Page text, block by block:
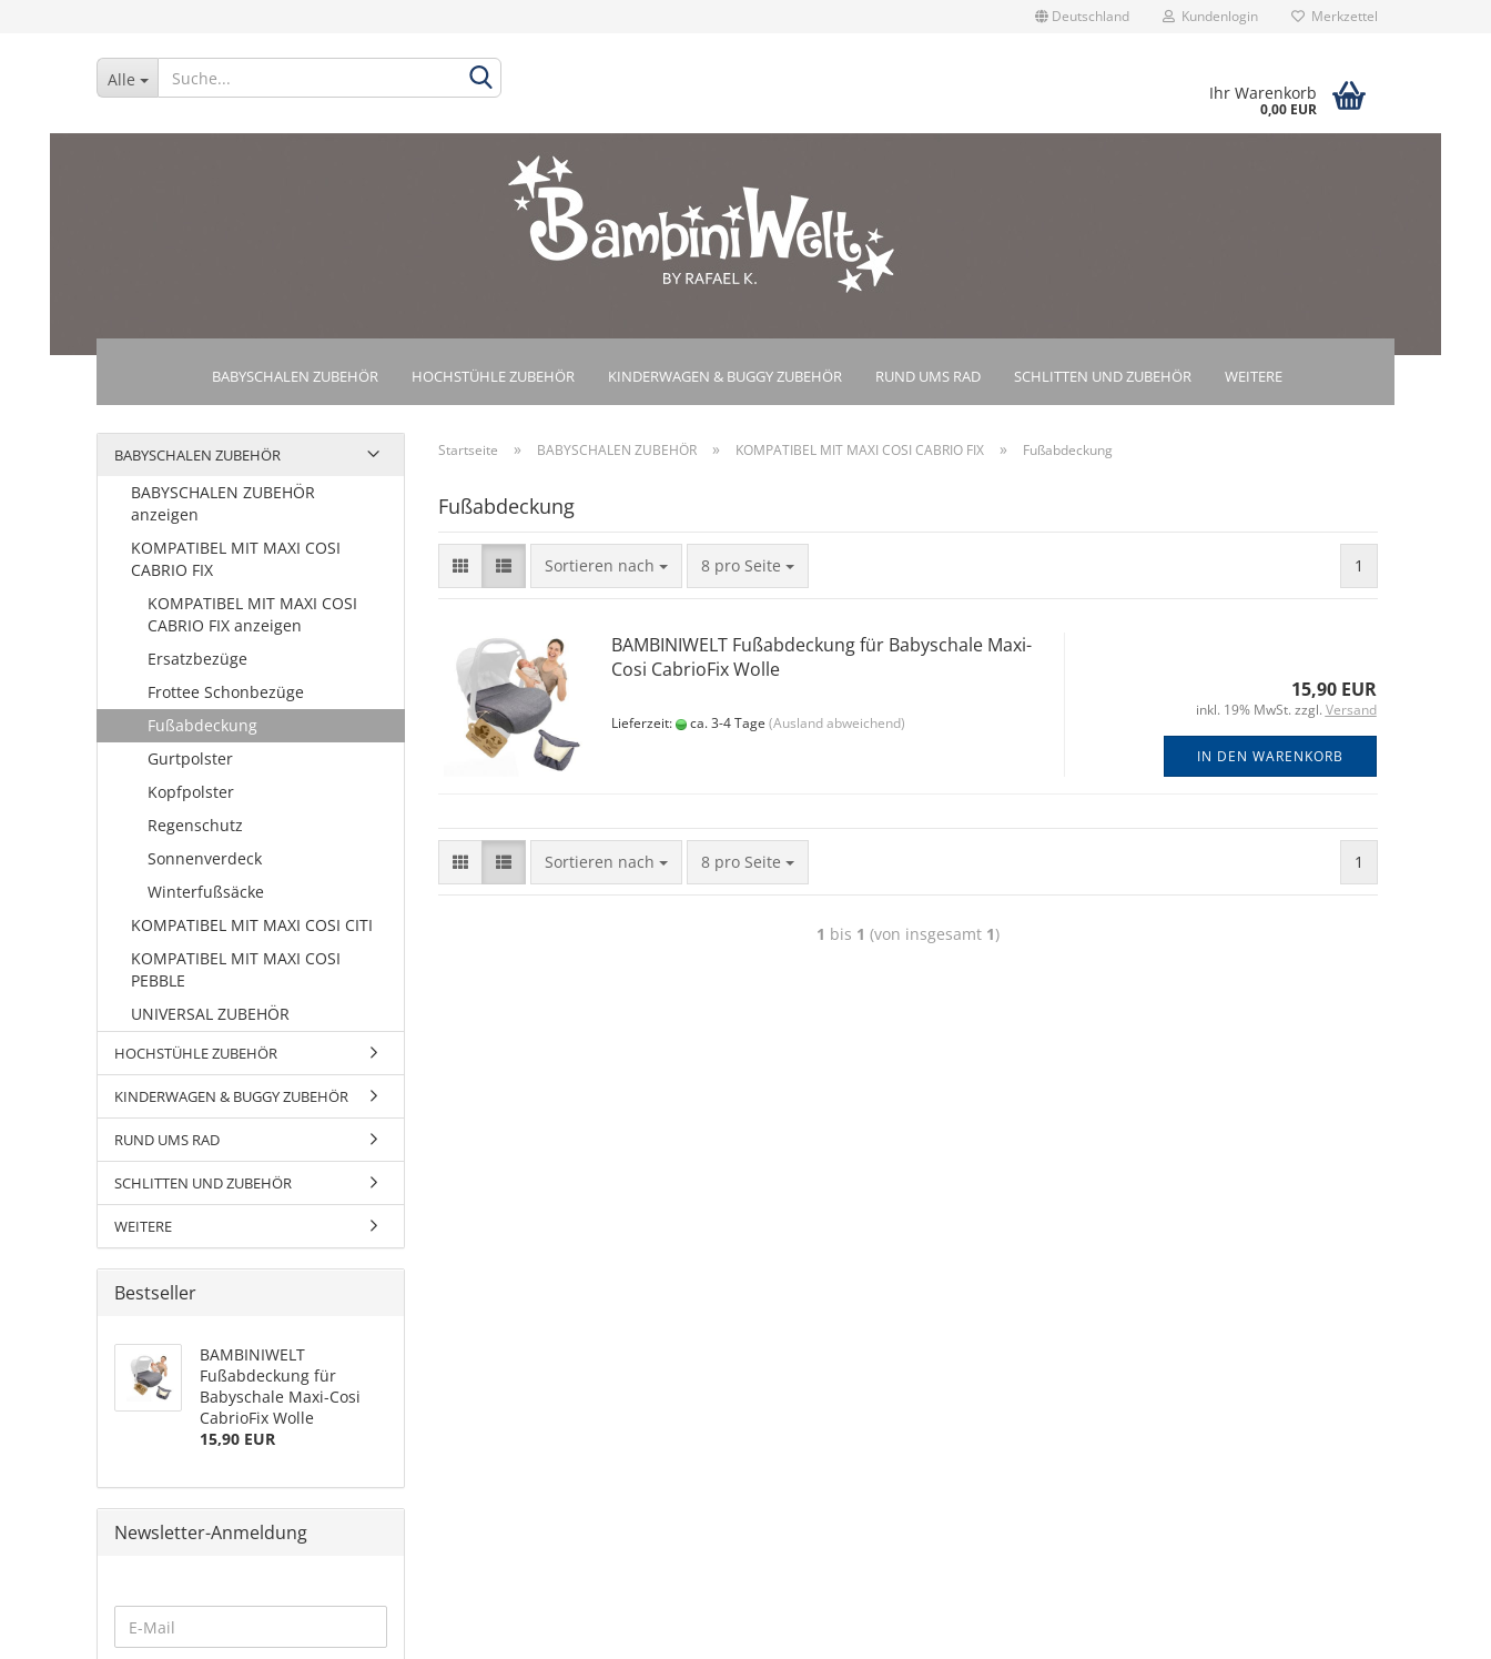
Deutschland Kundenlogin Merkzettel
Alle
Ihr Warenkorb
0,00 EUR
BABYSCHALEN ZUBEHÖR HOCHSTÜHLE ZUBEHÖR KINDERWAGEN & BUGGY ZUBEHÖR RUND UMS RAD SCHLITTEN UND ZUBEHÖR WEITERE
Startseite » BABYSCHALEN ZUBEHÖR » KOMPATIBEL MIT MAXI COSI CABRIO FIX » Fußabdeckung
Fußabdeckung
Sortieren nach 8 pro Seite 1
BAMBINIWELT Fußabdeckung für Babyschale Maxi-
Cosi CabrioFix Wolle
Lieferzeit: ca. 3-4 Tage (Ausland abweichend)
15,90 EUR
inkl. 19% MwSt. zzgl. Versand
IN DEN WARENKORB
Sortieren nach 8 pro Seite 1
1 bis 1 (von insgesamt 1)
BABYSCHALEN ZUBEHÖR
BABYSCHALEN ZUBEHÖR
anzeigen
KOMPATIBEL MIT MAXI COSI
CABRIO FIX
KOMPATIBEL MIT MAXI COSI
CABRIO FIX anzeigen
Ersatzbezüge
Frottee Schonbezüge
Fußabdeckung
Gurtpolster
Kopfpolster
Regenschutz
Sonnenverdeck
Winterfußsäcke
KOMPATIBEL MIT MAXI COSI CITI
KOMPATIBEL MIT MAXI COSI
PEBBLE
UNIVERSAL ZUBEHÖR
HOCHSTÜHLE ZUBEHÖR
KINDERWAGEN & BUGGY ZUBEHÖR
RUND UMS RAD
SCHLITTEN UND ZUBEHÖR
WEITERE
Bestseller
BAMBINIWELT
Fußabdeckung für
Babyschale Maxi-Cosi
CabrioFix Wolle
15,90 EUR
Newsletter-Anmeldung